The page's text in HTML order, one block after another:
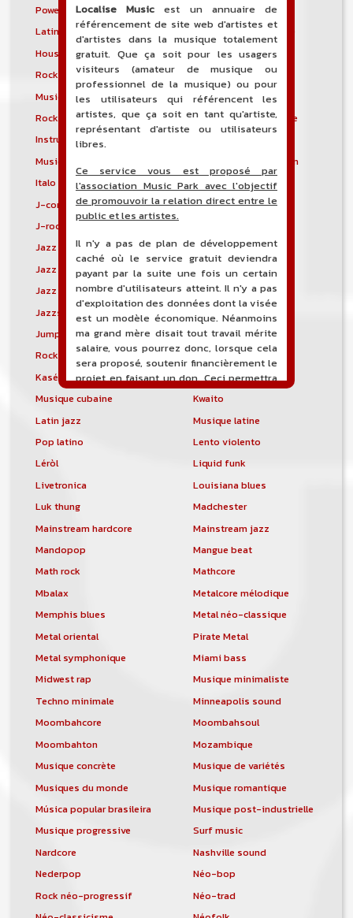
Power noise
Heavenly voices
Latin metal
Musique hindoustanie
House progressive
Tropical house
Rock indépendant
Indietronica
Musique industrielle
Metal industriel
Rock industriel
Musique instrumentale
Instrumental
Musique irlandaise
Rock progressif italien
Italo Disco
Italo house
J-core
J-pop
J-rock
Jazz blues
Jazz modal
Jazz Nouvelle-Orléans
Jazz punk
Jazz vocal
Jazz-funk
Jazzstep
Jersey club
Jump blues
Jump-up
Rock canadien
Kansas City blues
Kasékò
Kizomba
Musique cubaine
Kwaito
Latin jazz
Musique latine
Pop latino
Lento violento
Léròl
Liquid funk
Livetronica
Louisiana blues
Luk thung
Madchester
Mainstream hardcore
Mainstream jazz
Mandopop
Mangue beat
Math rock
Mathcore
Mbalax
Metalcore mélodique
Memphis blues
Metal néo-classique
Metal oriental
Pirate Metal
Metal symphonique
Miami bass
Midwest rap
Musique minimaliste
Techno minimale
Minneapolis sound
Moombahcore
Moombahsoul
Moombahton
Mozambique
Musique concrète
Musique de variétés
Musiques du monde
Musique romantique
Música popular brasileira
Musique post-industrielle
Musique progressive
Surf music
Nardcore
Nashville sound
Nederpop
Néo-bop
Rock néo-progressif
Néo-trad
Localise Music est un annuaire de
référencement de site web d'artistes et
d'artistes dans la musique totalement
gratuit. Que ça soit pour les usagers
visiteurs (amateur de musique ou
professionnel de la musique) ou pour
les utilisateurs qui référencent les
artistes, que ça soit en tant qu'artiste,
représentant d'artiste ou utilisateurs
libres.
Ce service vous est proposé par
l'association Music Park avec l'objectif
de promouvoir la relation direct entre le
public et les artistes.
Il n'y a pas de plan de développement
caché où le service gratuit deviendra
payant par la suite une fois un certain
nombre d'utilisateurs atteint. Il n'y a pas
d'exploitation des données dont la visée
est un modèle économique. Néanmoins
ma grand mère disait tout travail mérite
salaire, vous pourrez donc, lorsque cela
sera proposé, soutenir financièrement le
projet en faisant un don. Ceci permettra
de financer l'hébergement, le nom de
de développement du site, et peut-être
une campagne de communication. Il va
comptabilité sera totalement publique
visible directement sur le site.
Un nouveau service de petites annonces
pour musicien vous est proposé sur le
site. Ce service permet, lorsque vous
êtes musiciens ou un groupe, un
orchestre, DJ, etc... de chercher un/des